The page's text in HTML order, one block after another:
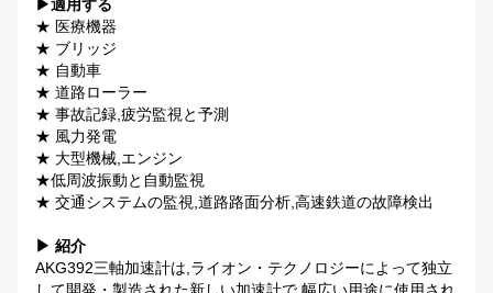
▶適用する
★ 医療機器
★ ブリッジ
★ 自動車
★ 道路ローラー
★ 事故記録,疲労監視と予測
★ 風力発電
★ 大型機械,エンジン
★低周波振動と自動監視
★ 交通システムの監視,道路路面分析,高速鉄道の故障検出
▶ 紹介
AKG392三軸加速計は,ライオン・テクノロジーによって独立